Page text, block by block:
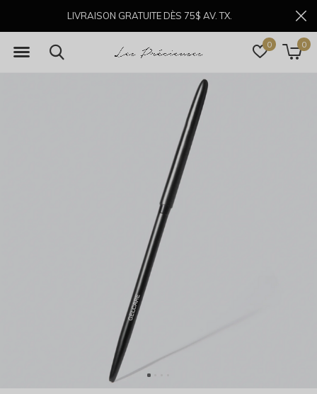
0 0
LIVRAISON GRATUITE DÈS 75$ AV. TX.